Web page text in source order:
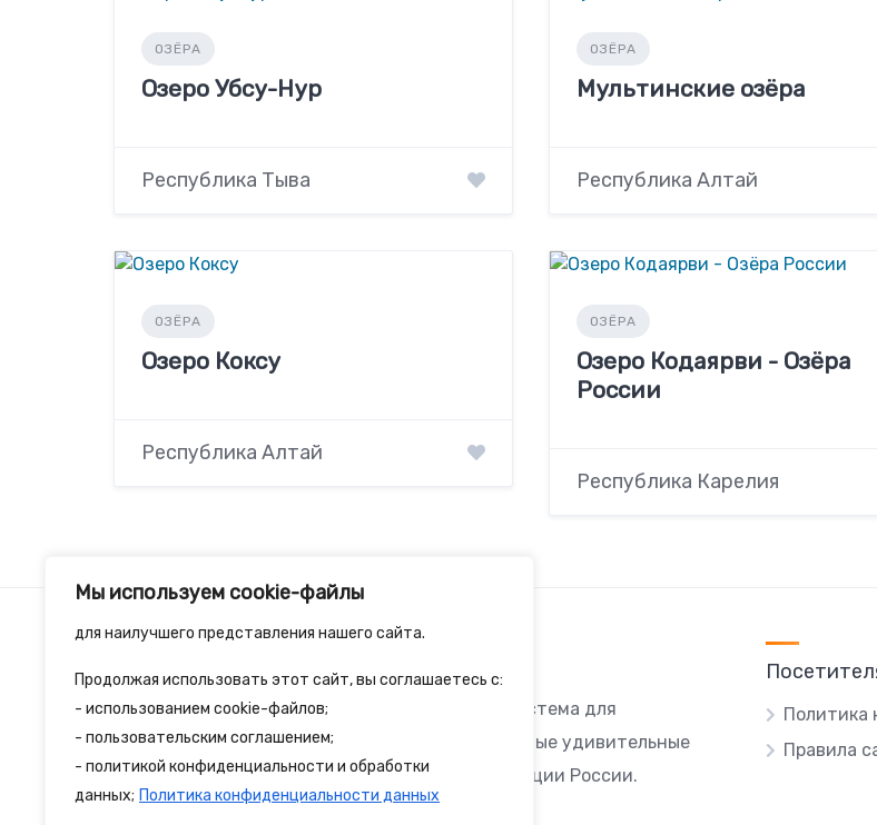
Мы используем cookie-файлы
для наилучшего представления нашего сайта.
Продолжая использовать этот сайт, вы соглашаетесь с:
- использованием cookie-файлов;
- пользовательским соглашением;
- политикой конфиденциальности и обработки
данных; Политика конфиденциальности данных
ОЗЁРА
Озеро Убсу-Нур
Республика Тыва
ОЗЁРА
Мультинские озёра
Республика Алтай
ОЗЁРА
Озеро Коксу
Республика Алтай
ОЗЁРА
Озеро Кодаярви - Озёра
России
Республика Карелия
2spalnika.ru — это удобная информационная система для
путешественников и туристов где собраны самые удивительные
достопримечательности и туристические локации России.
Политика
Правила